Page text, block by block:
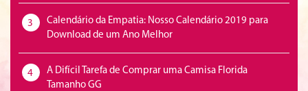
3
Calendário da Empatia: Nosso Calendário 2019 para
Download de um Ano Melhor
4
A Difícil Tarefa de Comprar uma Camisa Florida
Tamanho GG